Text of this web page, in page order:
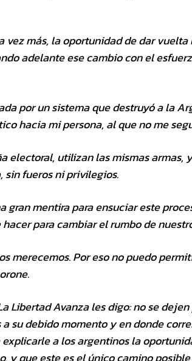
más, la oportunidad de dar
adelante ese cambio con el
por un sistema que destruyó a la
hacia mi persona, al que no me
electoral, utilizan las mismas armas,
sin fueros ni privilegios.
gran mentira para ensuciar este
para cambiar el rumbo de
merecemos. Por eso no puedo
Libertad Avanza les digo: no se
su debido momento y en donde
a los argentinos la